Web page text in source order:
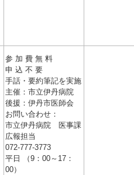
参 加 費 無 料
申 込 不 要
手話・要約筆記を実施
主催：市立伊丹病院
後援：伊丹市医師会
お問い合わせ：
市立伊丹病院 医事課
広報担当
072-777-3773
平日 （9：00～17：
00）